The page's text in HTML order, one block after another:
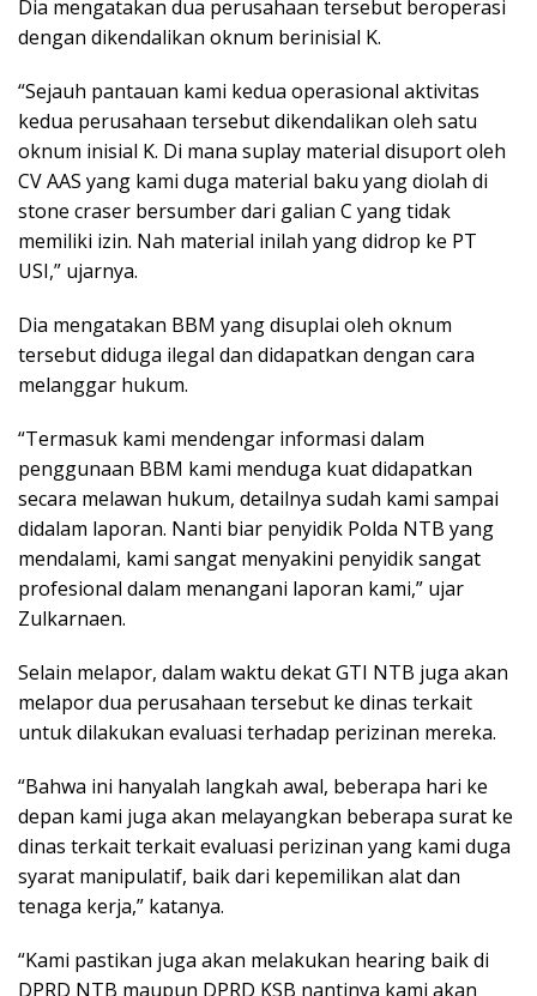
Dia mengatakan dua perusahaan tersebut beroperasi
dengan dikendalikan oknum berinisial K.
“Sejauh pantauan kami kedua operasional aktivitas
kedua perusahaan tersebut dikendalikan oleh satu
oknum inisial K. Di mana suplay material disuport oleh
CV AAS yang kami duga material baku yang diolah di
stone craser bersumber dari galian C yang tidak
memiliki izin. Nah material inilah yang didrop ke PT
USI,” ujarnya.
Dia mengatakan BBM yang disuplai oleh oknum
tersebut diduga ilegal dan didapatkan dengan cara
melanggar hukum.
“Termasuk kami mendengar informasi dalam
penggunaan BBM kami menduga kuat didapatkan
secara melawan hukum, detailnya sudah kami sampai
didalam laporan. Nanti biar penyidik Polda NTB yang
mendalami, kami sangat menyakini penyidik sangat
profesional dalam menangani laporan kami,” ujar
Zulkarnaen.
Selain melapor, dalam waktu dekat GTI NTB juga akan
melapor dua perusahaan tersebut ke dinas terkait
untuk dilakukan evaluasi terhadap perizinan mereka.
“Bahwa ini hanyalah langkah awal, beberapa hari ke
depan kami juga akan melayangkan beberapa surat ke
dinas terkait terkait evaluasi perizinan yang kami duga
syarat manipulatif, baik dari kepemilikan alat dan
tenaga kerja,” katanya.
“Kami pastikan juga akan melakukan hearing baik di
DPRD NTB maupun DPRD KSB nantinya kami akan